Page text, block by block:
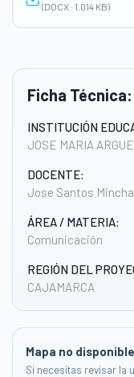
Ficha Técnica:
INSTITUCIÓN
JOSE MARIA
DOCENTE:
Jose Santos
ÁREA / MATERIA:
Comunicación
REGIÓN DEL
CAJAMARCA
Mapa no
Si necesitas revisar la
(DOCX · 1.014 KB)